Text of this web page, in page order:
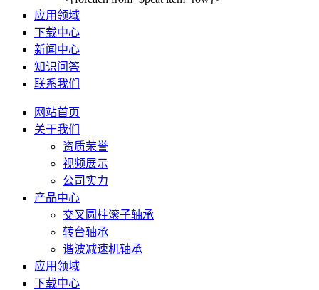
应用领域
下载中心
新闻中心
知识问答
联系我们
网站首页
关于我们
资质荣誉
视频展示
公司实力
产品中心
交叉圆柱滚子轴承
转台轴承
谐波减速机轴承
应用领域
下载中心